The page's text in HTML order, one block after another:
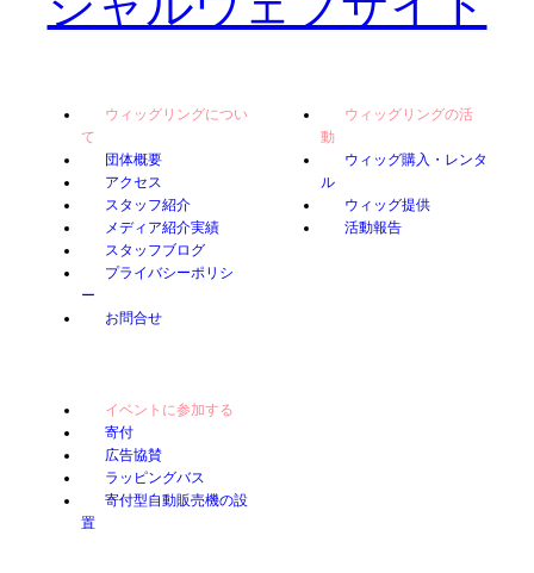
ウィッグリングについ
て
団体概要
アクセス
スタッフ紹介
メディア紹介実績
スタッフブログ
プライバシーポリシ
ー
お問合せ
ウィッグリングの活
動
ウィッグ購入・レンタ
ル
ウィッグ提供
活動報告
イベントに参加する
寄付
広告協賛
ラッピングバス
寄付型自動販売機の設
置